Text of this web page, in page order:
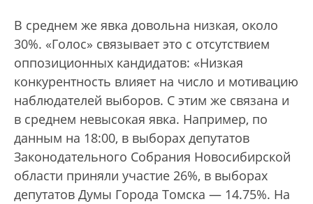
В среднем же явка довольна низкая, около
30%. «Голос» связывает это с отсутствием
оппозиционных кандидатов: «Низкая
конкурентность влияет на число и мотивацию
наблюдателей выборов. С этим же связана и
в среднем невысокая явка. Например, по
данным на 18:00, в выборах депутатов
Законодательного Собрания Новосибирской
области приняли участие 26%, в выборах
депутатов Думы Города Томска — 14.75%. На